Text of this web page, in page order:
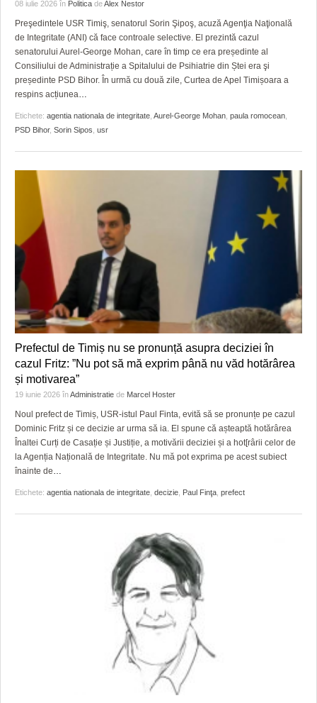
GRĂDINA TAICII DOMNULUI
ZIARISTU’ DE TERASĂ
CU OIŞTEA-N KIERKEGAARD
FINANŢĂRI DE LA A LA Z
PE SURSE
CRONICĂ DE FILM
UNDE MERGEM
FILME DOCUMENTARE
CLIPURI VIDEO
JOCURI ONLINE
ACCIDENTE
ANUNŢURI
INFO SI UTILE
CULTURA
INVATAMANT
CLIPURI VIDEO
JOCURI ONLINE
DIVERSE
FARMACII DIN TIMIŞOARA
HARTA TIMIŞOAREI
LICEE, ŞCOLI ŞI GRĂDINIŢE DIN TIMIŞ
PRIMĂRIILE DIN TIMIŞ
SFATUL MEDICULUI
SFATURI JURIDICE
08 iulie 2026 în Politica deAlex Nestor
Preşedintele USR Timiş, senatorul Sorin Şipoş, acuză Agenţia Naţională
de Integritate (ANI) că face controale selective. El prezintă cazul
senatorului Aurel-George Mohan, care în timp ce era președinte al
Consiliului de Administrație a Spitalului de Psihiatrie din Ștei era şi
președinte PSD Bihor. În urmă cu două zile, Curtea de Apel Timișoara a
respins acțiunea…
Etichete: agentia nationala de integritate Aurel-George Mohan paula romocean
PSD Bihor, Sorin Sipos usr
Prefectul de Timiș nu se pronunță asupra deciziei în
cazul Fritz: ”Nu pot să mă exprim până nu văd hotărârea
și motivarea”
19 iunie 2026 înAdministratie de Marcel Hoster
Noul prefect de Timiș, USR-istul Paul Finta, evită să se pronunțe pe cazul
Dominic Fritz și ce decizie ar urma să ia. El spune că așteaptă hotărârea
Înaltei Curți de Casație și Justiție, a motivării deciziei și a hot[rârii celor de
la Agenția Națională de Integritate. Nu mă pot exprima pe acest subiect
înainte de…
Etichete: agentia nationala de integritate decizie Paul Finţa prefect